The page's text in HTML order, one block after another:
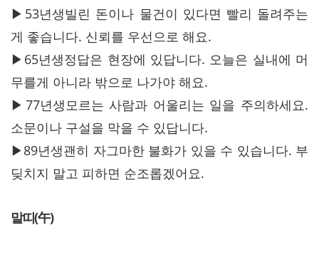
▶53년생빌린 돈이나 물건이 있다면 빨리 돌려주는
게 좋습니다. 신뢰를 우선으로 해요.
▶65년생정답은 현장에 있답니다. 오늘은 실내에 머
무를게 아니라 밖으로 나가야 해요.
▶77년생모르는 사람과 어울리는 일을 주의하세요.
소문이나 구설을 막을 수 있답니다.
▶89년생괜히 자그마한 불화가 있을 수 있습니다. 부
딪치지 말고 피하면 순조롭겠어요.
말띠(午)